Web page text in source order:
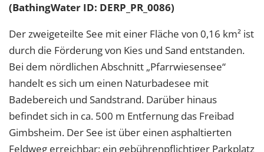
(BathingWater ID: DERP_PR_0086)
Der zweigeteilte See mit einer Fläche von 0,16 km² ist
durch die Förderung von Kies und Sand entstanden.
Bei dem nördlichen Abschnitt „Pfarrwiesensee“
handelt es sich um einen Naturbadesee mit
Badebereich und Sandstrand. Darüber hinaus
befindet sich in ca. 500 m Entfernung das Freibad
Gimbsheim. Der See ist über einen asphaltierten
Feldweg erreichbar; ein gebührenpflichtiger Parkplatz